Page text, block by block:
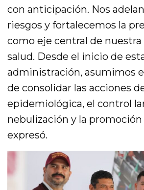
con anticipación. Nos
riesgos y fortalecemos la
como eje central de
salud. Desde el inicio de
administración, asumimos
de consolidar las acciones
epidemiológica, el control
nebulización y la
expresó.